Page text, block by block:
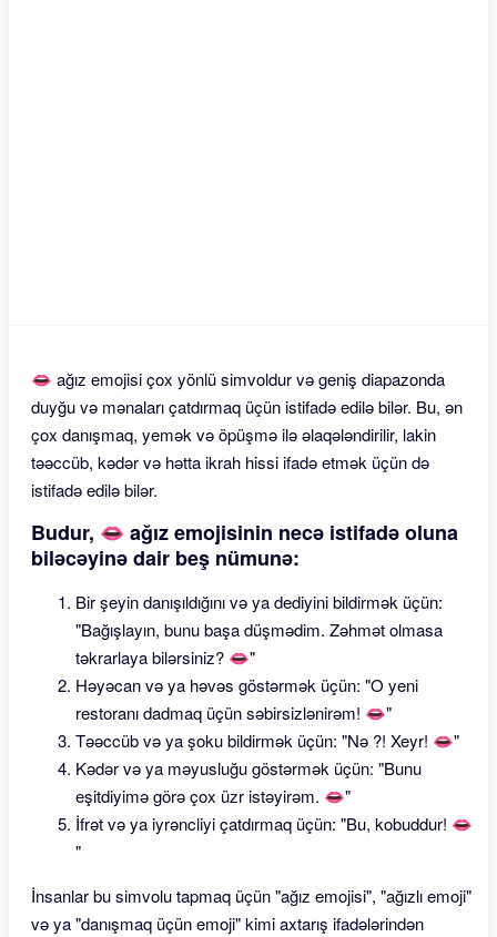
👄 ağız emojisi çox yönlü simvoldur və geniş diapazonda
duyğu və mənaları çatdırmaq üçün istifadə edilə bilər. Bu, ən
çox danışmaq, yemək və öpüşmə ilə əlaqələndirilir, lakin
təəccüb, kədər və hətta ikrah hissi ifadə etmək üçün də
istifadə edilə bilər.
Budur, 👄 ağız emojisinin necə istifadə oluna
biləcəyinə dair beş nümunə:
Bir şeyin danışıldığını və ya dediyini bildirmək üçün:
"Bağışlayın, bunu başa düşmədim. Zəhmət olmasa
təkrarlaya bilərsiniz? 👄"
Həyəcan və ya həvəs göstərmək üçün: "O yeni
restoranı dadmaq üçün səbirsizlənirəm! 👄"
Təəccüb və ya şoku bildirmək üçün: "Nə ?! Xeyr! 👄"
Kədər və ya məyusluğu göstərmək üçün: "Bunu
eşitdiyimə görə çox üzr istəyirəm. 👄"
İfrət və ya iyrəncliyi çatdırmaq üçün: "Bu, kobuddur! 👄
"
İnsanlar bu simvolu tapmaq üçün "ağız emojisi", "ağızlı emoji"
və ya "danışmaq üçün emoji" kimi axtarış ifadələrindən